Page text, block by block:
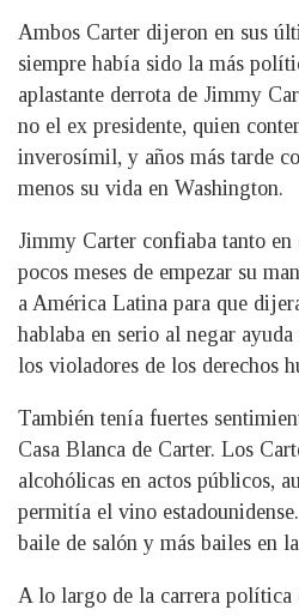
Ambos Carter dijeron en sus
siempre había sido la más
aplastante derrota de Jimmy
no el ex presidente, quien
inverosímil, y años más tarde
menos su vida en Washington.
Jimmy Carter confiaba tanto
pocos meses de empezar su
a América Latina para que
hablaba en serio al negar
los violadores de los derechos
También tenía fuertes
Casa Blanca de Carter. Los
alcohólicas en actos públicos,
permitía el vino
baile de salón y más bailes en
A lo largo de la carrera